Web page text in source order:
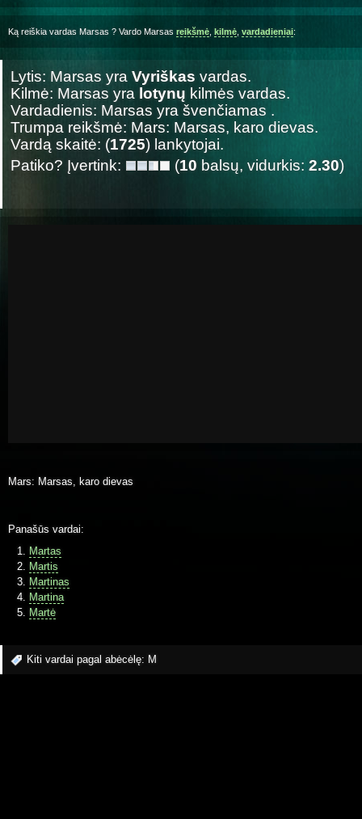
Ką reiškia vardas Marsas ? Vardo Marsas reikšmė kilmė vardadieniai:
Lytis: Marsas yra Vyriškas vardas.
Kilmė: Marsas yra lotynų kilmės vardas.
Vardadienis: Marsas yra švenčiamas .
Trumpa reikšmė: Mars: Marsas, karo dievas.
Vardą skaitė: (1725) lankytojai.
Patiko? Įvertink:
(10 balsų, vidurkis: 2.30)
Mars: Marsas, karo dievas
Panašūs vardai:
Martas
Martis
Martinas
Martina
Martė
Kiti vardai pagal abėcėlę: M